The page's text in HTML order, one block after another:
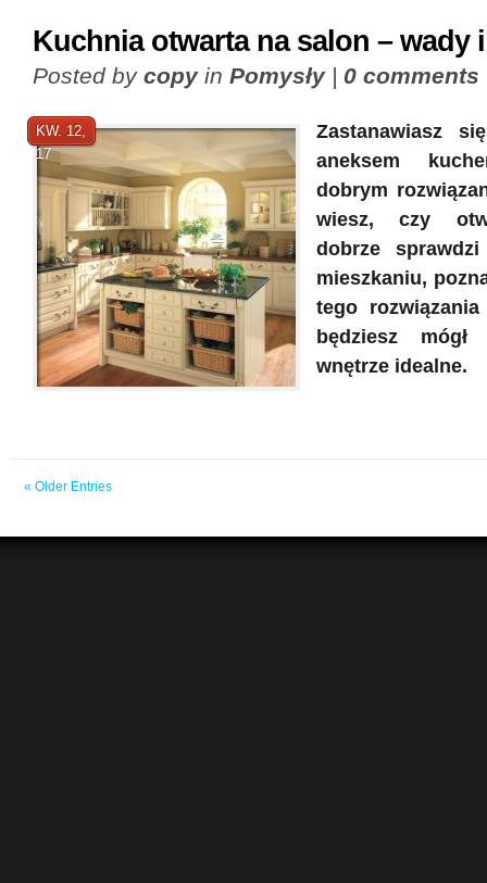
Kuchnia otwarta na salon – wady
Posted by copyin Pomysły| 0 comments
KW. 12,
17
Zastanawiasz
aneksem
dobrym
wiesz, czy
dobrze
mieszkaniu,
tego
będziesz mógł
wnętrze idealne.
« Older Entries